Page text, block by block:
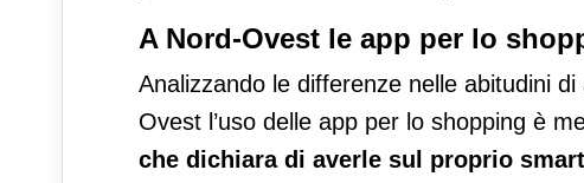
A Nord-Ovest le app per lo
Analizzando le differenze nelle abitudini
Ovest l’uso delle app per lo shopping è
che dichiara di averle sul proprio